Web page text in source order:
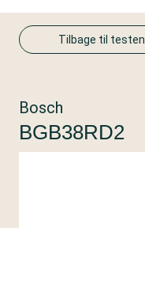
Tilbage til testen
Bosch
BGB38RD2